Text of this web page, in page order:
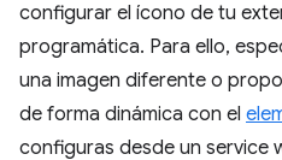
configurar el ícono de tu
programática. Para ello,
una imagen diferente o
de forma dinámica con el
configuras desde un service